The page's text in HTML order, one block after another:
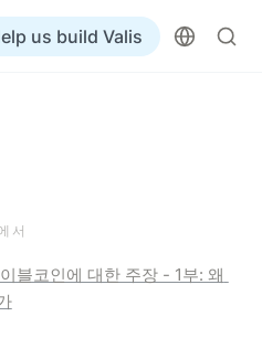
us build Valis
서
블코인에 대한 주장 - 1부: 왜